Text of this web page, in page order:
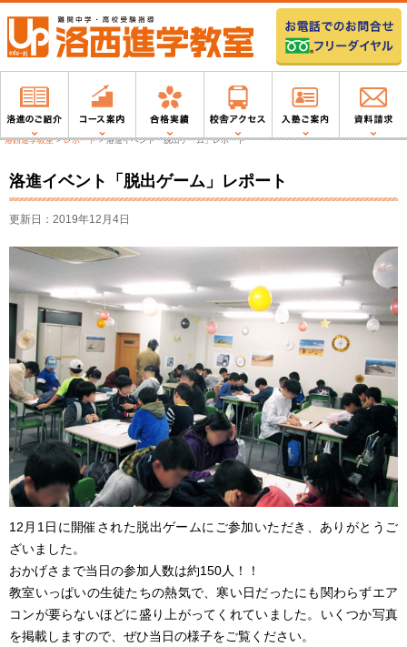
洛西進学教室>レポート>洛進イベント「脱出ゲーム」レポート
洛進イベント「脱出ゲーム」レポート
更新日：2019年12月4日
12月1日に開催された脱出ゲームにご参加いただき、ありがとうご
ざいました。
おかげさまで当日の参加人数は約150人！！
教室いっぱいの生徒たちの熱気で、寒い日だったにも関わらずエア
コンが要らないほどに盛り上がってくれていました。いくつか写真
を掲載しますので、ぜひ当日の様子をご覧ください。